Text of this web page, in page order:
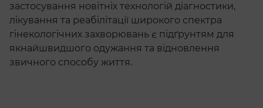
застосування новітніх технологій діагностики,
лікування та реабілітації широкого спектра
гінекологічних захворювань є підґрунтям для
якнайшвидшого одужання та відновлення
звичного способу життя.